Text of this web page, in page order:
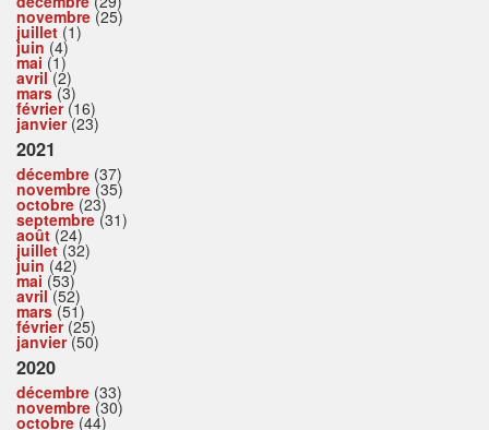
novembre (25)
juillet (1)
juin (4)
mai (1)
avril(2)
mars(3)
février(16)
janvier(23)
2021
décembre (37)
novembre (35)
octobre (23)
septembre (31)
août (24)
juillet(32)
juin (42)
mai (53)
avril(52)
mars(51)
février(25)
janvier(50)
2020
décembre (33)
novembre (30)
octobre (44)